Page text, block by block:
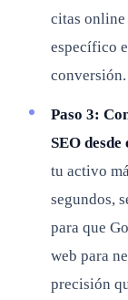
citas online
específico
conversión.
Paso 3:
SEO
tu activo
segundos,
para que
web para
precisión